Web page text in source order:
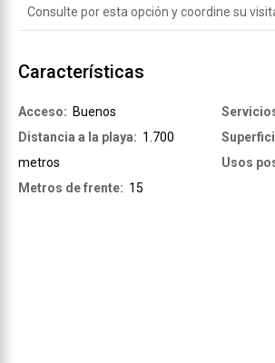
Consulte por esta opción y coordine su
Características
Acceso: Buenos
Distancia a la playa: 1.700
metros
Metros de frente: 15
Usos